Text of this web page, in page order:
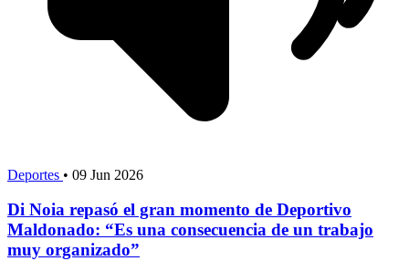
Deportes • 09 Jun 2026
Di Noia repasó el gran momento de Deportivo
Maldonado: “Es una consecuencia de un trabajo
muy organizado”